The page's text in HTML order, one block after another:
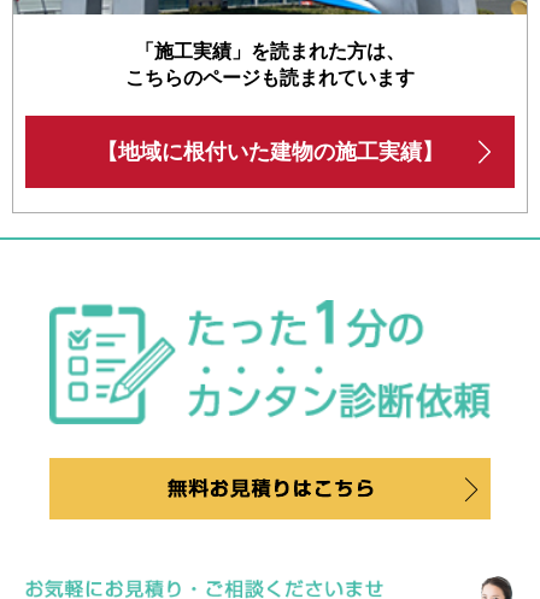
「施工実績」を読まれた方は、
こちらのページも読まれています
【地域に根付いた建物の施工実績】